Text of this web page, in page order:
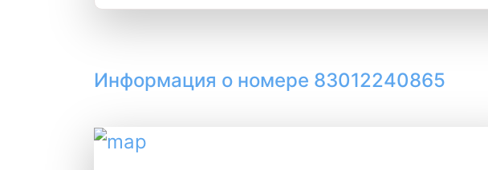
Информация о номере 83012240865